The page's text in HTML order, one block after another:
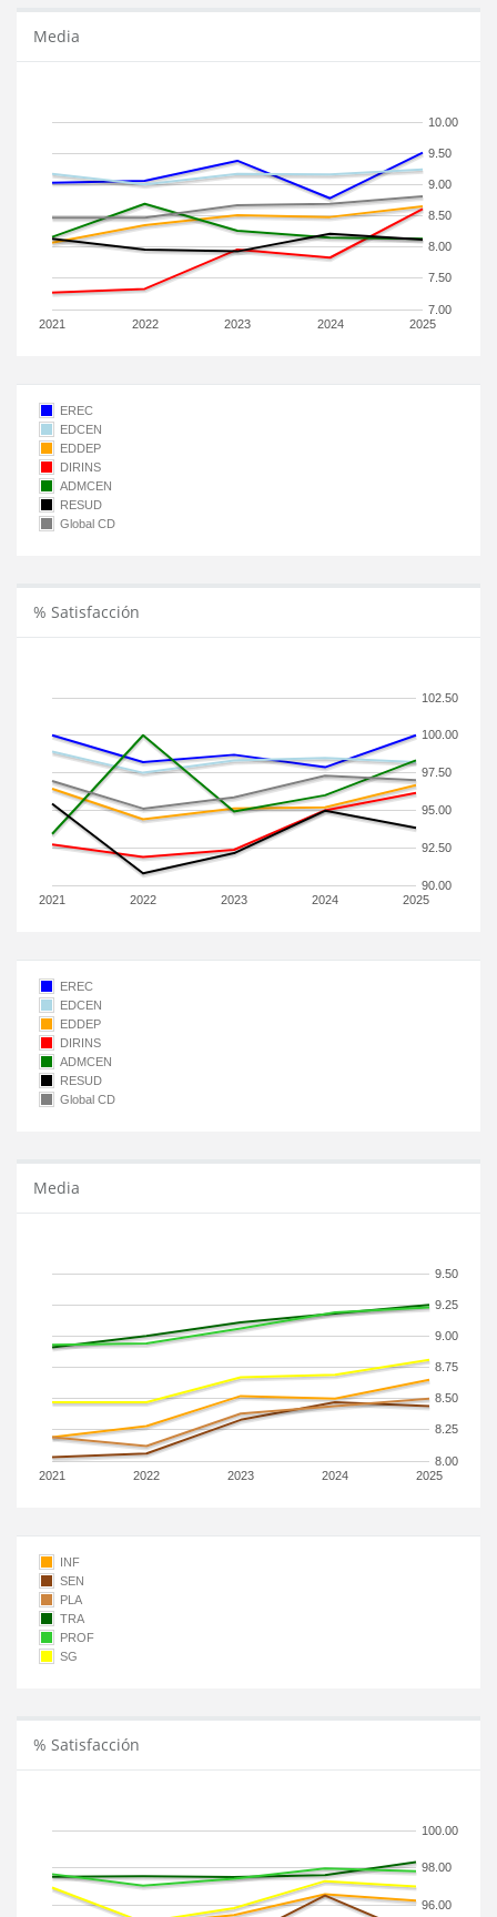
Media
2021 2022 2023 2024 2025
7.00
7.50
8.00
8.50
9.00
9.50
10.00
EREC
EDCEN
EDDEP
DIRINS
ADMCEN
RESUD
Global CD
% Satisfacción
2021 2022 2023 2024 2025
90.00
92.50
95.00
97.50
100.00
102.50
EREC
EDCEN
EDDEP
DIRINS
ADMCEN
RESUD
Global CD
Media
2021 2022 2023 2024 2025
8.00
8.25
8.50
8.75
9.00
9.25
9.50
INF
SEN
PLA
TRA
PROF
SG
% Satisfacción
96.00
98.00
100.00